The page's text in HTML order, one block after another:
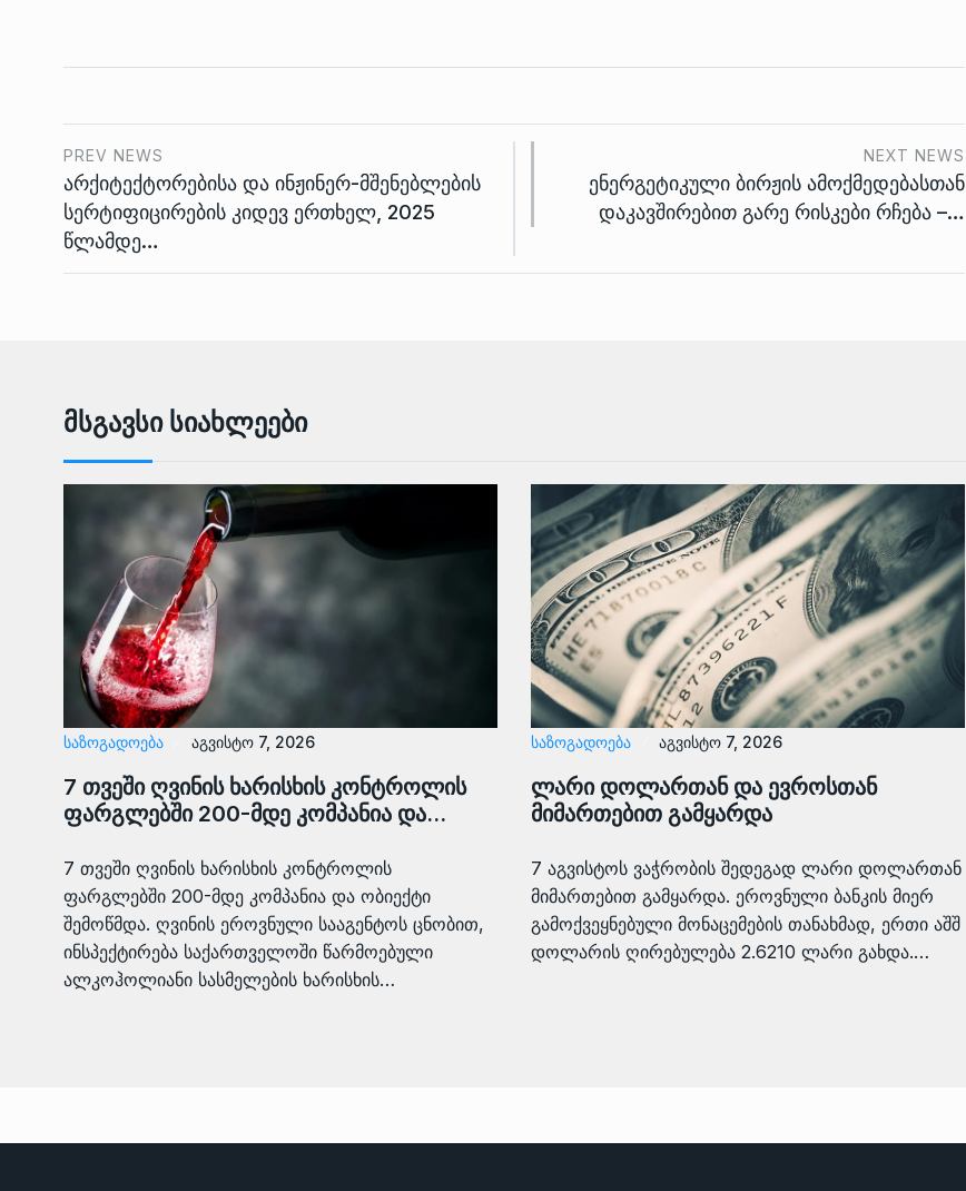
PREV NEWS
არქიტექტორებისა და ინჟინერ-მშენებლების
სერტიფიცირების კიდევ ერთხელ, 2025
წლამდე…
NEXT NEWS
ენერგეტიკული ბირჟის ამოქმედებასთან
დაკავშირებით გარე რისკები რჩება –…
Მსგავსი Სიახლეები
ᲡᲐᲖᲝᲒᲐᲓᲝᲔᲑᲐ აგვისტო 7, 2026
7 თვეში ღვინის ხარისხის კონტროლის
ფარგლებში 200-მდე კომპანია და…
7 თვეში ღვინის ხარისხის კონტროლის
ფარგლებში 200-მდე კომპანია და ობიექტი
შემოწმდა. ღვინის ეროვნული სააგენტოს ცნობით,
ინსპექტირება საქართველოში წარმოებული
ალკოჰოლიანი სასმელების ხარისხის…
ᲡᲐᲖᲝᲒᲐᲓᲝᲔᲑᲐ აგვისტო 7, 2026
ლარი დოლართან და ევროსთან
მიმართებით გამყარდა
7 აგვისტოს ვაჭრობის შედეგად ლარი დოლართან
მიმართებით გამყარდა. ეროვნული ბანკის მიერ
გამოქვეყნებული მონაცემების თანახმად, ერთი აშშ
დოლარის ღირებულება 2.6210 ლარი გახდა.…